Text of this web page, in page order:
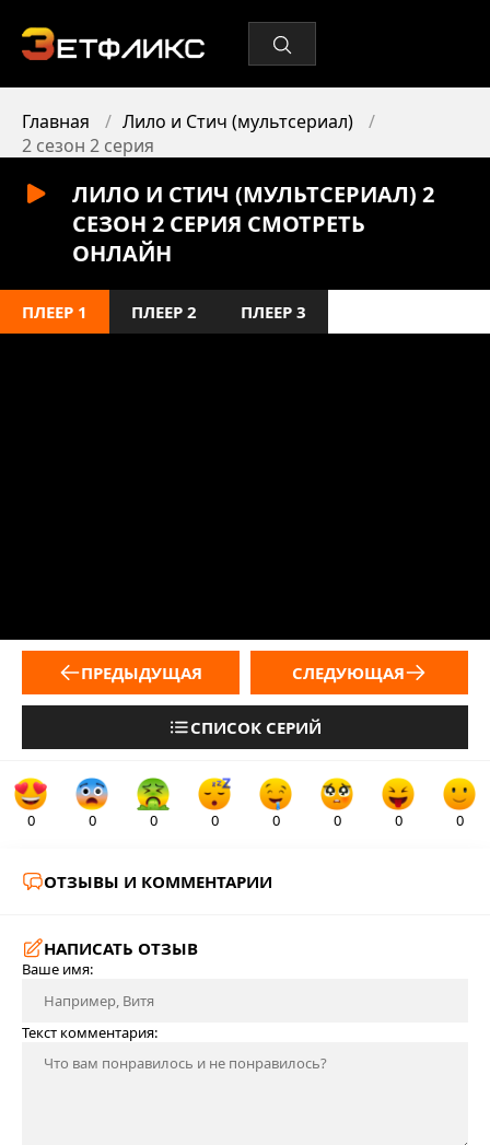
Главная
Лило и Стич (мультсериал)
2 сезон 2 серия
ЛИЛО И СТИЧ (МУЛЬТСЕРИАЛ) 2
СЕЗОН 2 СЕРИЯ СМОТРЕТЬ
ОНЛАЙН
ПЛЕЕР 1 ПЛЕЕР 2 ПЛЕЕР 3
ПРЕДЫДУЩАЯ
СПИСОК СЕРИЙ
СЛЕДУЮЩАЯ
0 0 0 0 0 0 0 0
ОТЗЫВЫ И КОММЕНТАРИИ
НАПИСАТЬ ОТЗЫВ
Ваше имя:
Текст комментария: